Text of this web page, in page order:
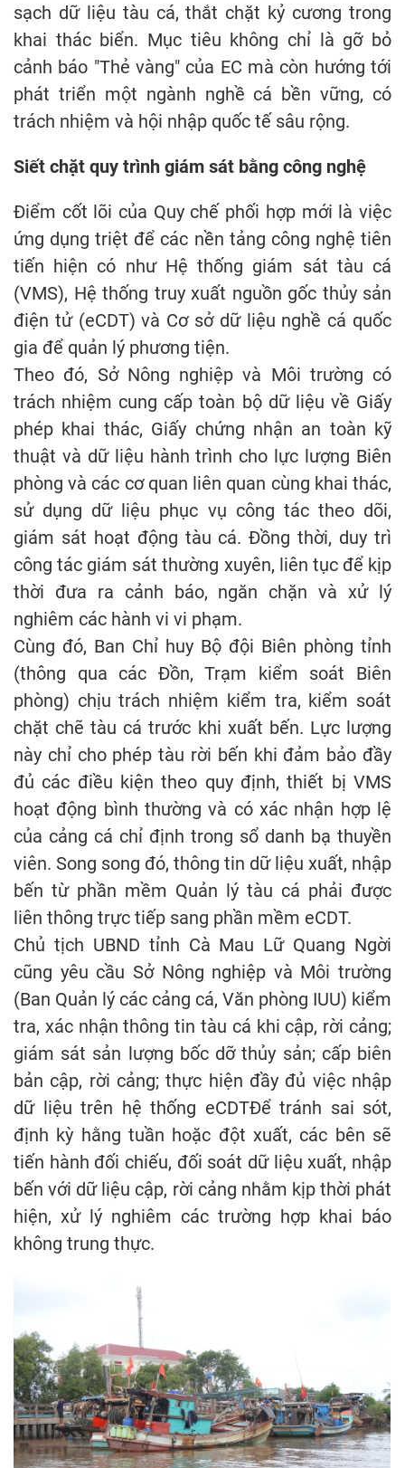
sạch dữ liệu tàu cá, thắt chặt kỷ cương trong
khai thác biển. Mục tiêu không chỉ là gỡ bỏ
cảnh báo "Thẻ vàng" của EC mà còn hướng tới
phát triển một ngành nghề cá bền vững, có
trách nhiệm và hội nhập quốc tế sâu rộng.
Siết chặt quy trình giám sát bằng công nghệ
Điểm cốt lõi của Quy chế phối hợp mới là việc
ứng dụng triệt để các nền tảng công nghệ tiên
tiến hiện có như Hệ thống giám sát tàu cá
(VMS), Hệ thống truy xuất nguồn gốc thủy sản
điện tử (eCDT) và Cơ sở dữ liệu nghề cá quốc
gia để quản lý phương tiện.
Theo đó, Sở Nông nghiệp và Môi trường có
trách nhiệm cung cấp toàn bộ dữ liệu về Giấy
phép khai thác, Giấy chứng nhận an toàn kỹ
thuật và dữ liệu hành trình cho lực lượng Biên
phòng và các cơ quan liên quan cùng khai thác,
sử dụng dữ liệu phục vụ công tác theo dõi,
giám sát hoạt động tàu cá. Đồng thời, duy trì
công tác giám sát thường xuyên, liên tục để kịp
thời đưa ra cảnh báo, ngăn chặn và xử lý
nghiêm các hành vi vi phạm.
Cùng đó, Ban Chỉ huy Bộ đội Biên phòng tỉnh
(thông qua các Đồn, Trạm kiểm soát Biên
phòng) chịu trách nhiệm kiểm tra, kiểm soát
chặt chẽ tàu cá trước khi xuất bến. Lực lượng
này chỉ cho phép tàu rời bến khi đảm bảo đầy
đủ các điều kiện theo quy định, thiết bị VMS
hoạt động bình thường và có xác nhận hợp lệ
của cảng cá chỉ định trong sổ danh bạ thuyền
viên. Song song đó, thông tin dữ liệu xuất, nhập
bến từ phần mềm Quản lý tàu cá phải được
liên thông trực tiếp sang phần mềm eCDT.
Chủ tịch UBND tỉnh Cà Mau Lữ Quang Ngời
cũng yêu cầu Sở Nông nghiệp và Môi trường
(Ban Quản lý các cảng cá, Văn phòng IUU) kiểm
tra, xác nhận thông tin tàu cá khi cập, rời cảng;
giám sát sản lượng bốc dỡ thủy sản; cấp biên
bản cập, rời cảng; thực hiện đầy đủ việc nhập
dữ liệu trên hệ thống eCDTĐể tránh sai sót,
định kỳ hằng tuần hoặc đột xuất, các bên sẽ
tiến hành đối chiếu, đối soát dữ liệu xuất, nhập
bến với dữ liệu cập, rời cảng nhằm kịp thời phát
hiện, xử lý nghiêm các trường hợp khai báo
không trung thực.